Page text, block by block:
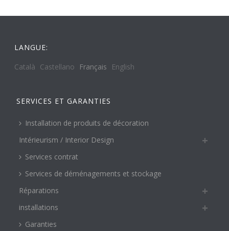
LANGUE:
Català Castellano Français English
SERVICES ET GARANTIES
Installation de produits de décoration
Intérieurism / Interior Design
Services contrat
Services de déménagements et stockage
Réparations
installations
Garanties